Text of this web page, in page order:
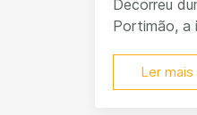
Decorreu
Portimão, a
Ler mais